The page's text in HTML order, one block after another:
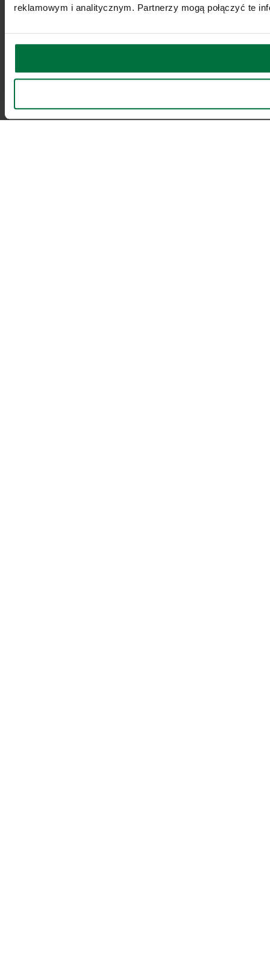
reklamowym i analitycznym. Partnerzy mogą połączyć te